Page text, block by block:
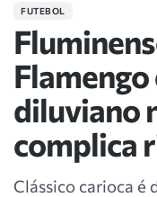
FUTEBOL
diluviano
complica
Clássico carioca é